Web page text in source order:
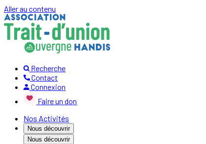
Aller au contenu
Recherche
Contact
Connexion
Faire un don
Nos Activités
Nous découvrir
Nous découvrir